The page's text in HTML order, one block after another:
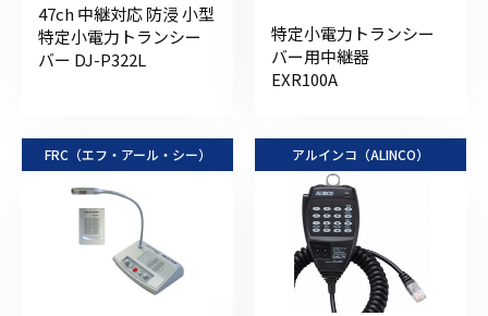
47ch 中継対応 防浸 小型
特定小電力トランシー
バー DJ-P322L
特定小電力トランシー
バー用中継器
EXR100A
FRC（エフ・アール・シー） アルインコ（ALINCO）